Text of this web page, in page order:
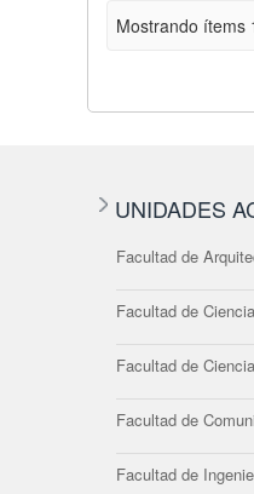
Mostrando ítems
UNIDADES
Facultad de
Facultad de
Facultad de
Facultad de
Facultad de